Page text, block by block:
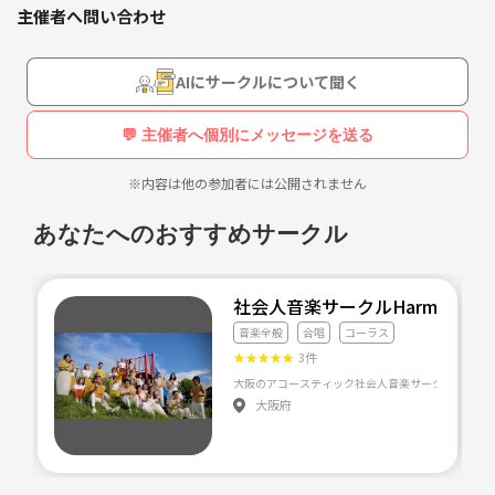
主催者へ問い合わせ
AIにサークルについて聞く
💬 主催者へ個別にメッセージを送る
※内容は他の参加者には公開されません
あなたへのおすすめサークル
社会人音楽サークルHarmonity
音楽全般 合唱 コーラス
★★★★★ 3件
大阪府